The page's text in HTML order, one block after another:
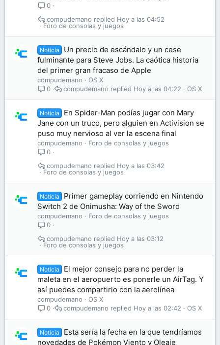
0
Foro de consolas y juegos
Hoy a las 04:52
compudemano
Noticia
Un precio de escándalo y un cese
fulminante para Steve Jobs. La caótica historia
del primer gran fracaso de Apple
compudemano
OS X
0
OS X
Hoy a las 04:22
compudemano
Noticia
En Spider-Man podías jugar con Mary
Jane con un truco, pero alguien en Activision se
puso muy nervioso al ver la escena final
compudemano
Foro de consolas y juegos
0
Foro de consolas y juegos
Hoy a las 03:42
compudemano
Noticia
Primer gameplay corriendo en Nintendo
Switch 2 de Onimusha: Way of the Sword
compudemano
Foro de consolas y juegos
0
Foro de consolas y juegos
Hoy a las 03:12
compudemano
Noticia
El mejor consejo para no perder la
maleta en el aeropuerto es ponerle un AirTag. Y
así puedes compartirlo con la aerolínea
compudemano
OS X
0
OS X
Hoy a las 02:42
compudemano
Noticia
Esta sería la fecha en la que tendríamos
novedades de Pokémon Viento y Oleaje